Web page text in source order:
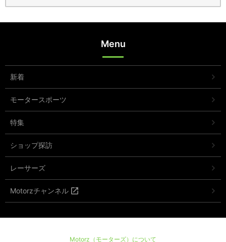
Menu
新着
モータースポーツ
特集
ショップ探訪
レーサーズ
Motorzチャンネル
Motorz（モーターズ）について